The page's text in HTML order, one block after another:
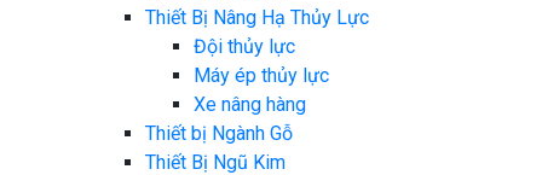
Thiết Bị Nâng Hạ Thủy Lực
Đội thủy lực
Máy ép thủy lực
Xe nâng hàng
Thiết bị Ngành Gỗ
Thiết Bị Ngũ Kim